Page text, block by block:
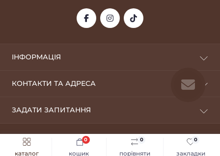
каталог порівняти
0
закладки
0
кошик
0
ІНФОРМАЦІЯ
Оплата та доставка
Оптовикам
Умови використання
Політика конфіденційності
КОНТАКТИ ТА АДРЕСА
ЗАДАТИ ЗАПИТАННЯ
Viber
Silver Style © 2026